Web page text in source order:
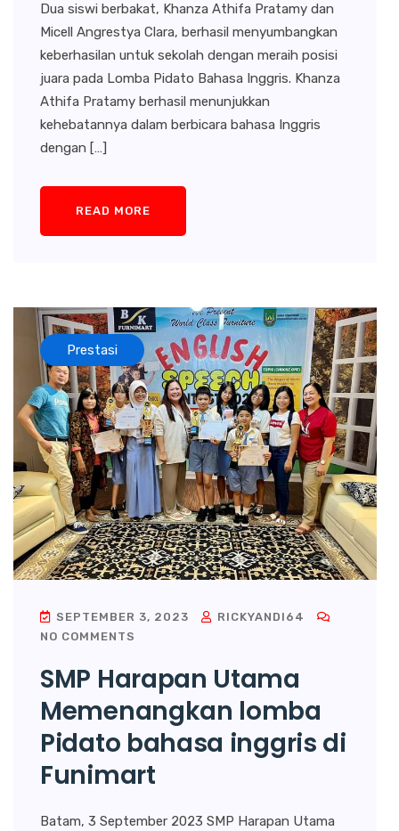
Dua siswi berbakat, Khanza Athifa Pratamy dan
Micell Angrestya Clara, berhasil menyumbangkan
keberhasilan untuk sekolah dengan meraih posisi
juara pada Lomba Pidato Bahasa Inggris. Khanza
Athifa Pratamy berhasil menunjukkan
kehebatannya dalam berbicara bahasa Inggris
dengan […]
READ MORE
Prestasi
SEPTEMBER 3, 2023
RICKYANDI64
NO COMMENTS
SMP Harapan Utama
Memenangkan lomba
Pidato bahasa inggris di
Funimart
Batam, 3 September 2023 SMP Harapan Utama